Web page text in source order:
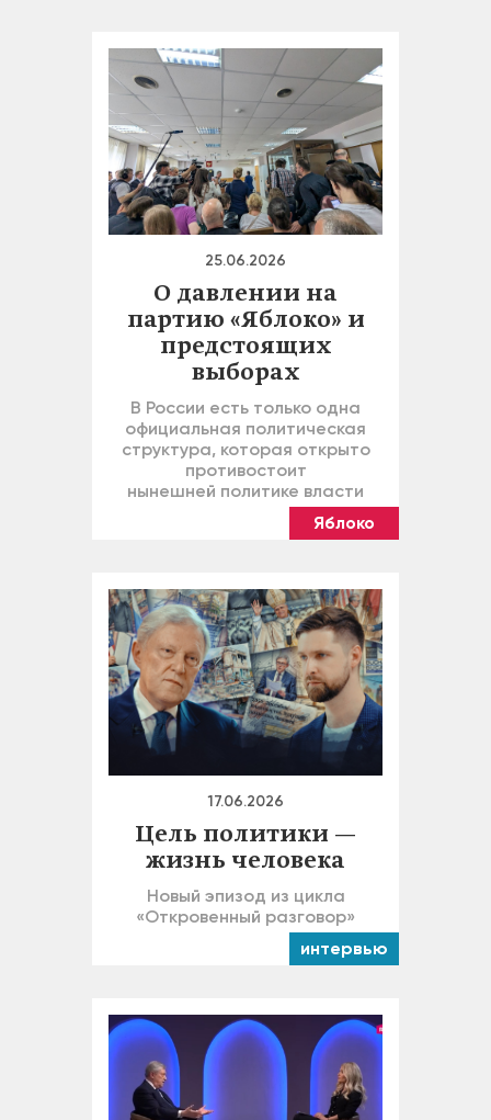
25.06.2026
О давлении на
партию «Яблоко» и
предстоящих
выборах
В России есть только одна
официальная политическая
структура, которая открыто
противостоит
нынешней политике власти
Яблоко
17.06.2026
Цель политики —
жизнь человека
Новый эпизод из цикла
«Откровенный разговор»
интервью